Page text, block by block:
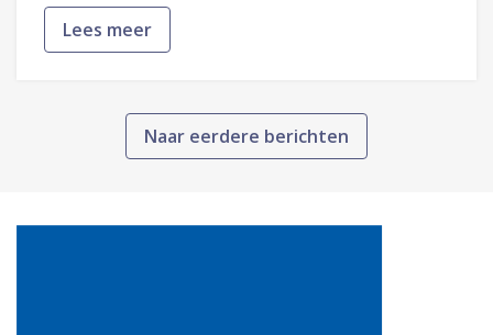
Lees meer
Naar eerdere berichten